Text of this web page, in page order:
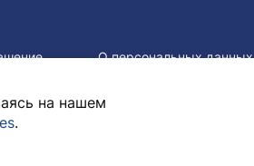
на нашем
.
О персональных данных